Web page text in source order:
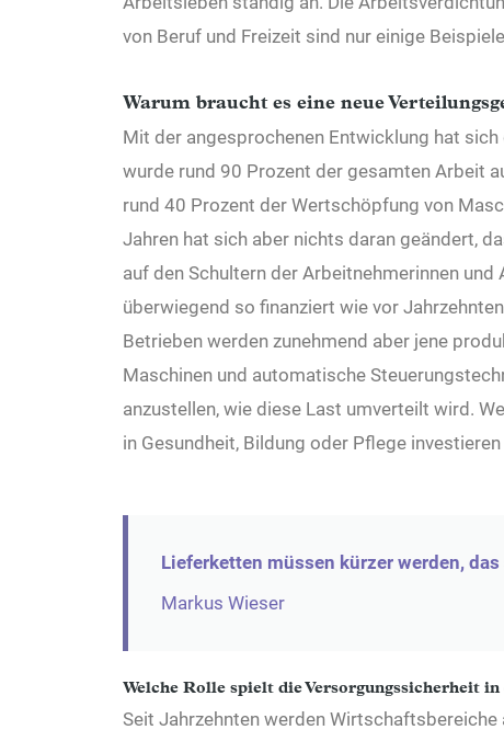
von Beruf und Freizeit sind nur einige
Warum braucht es eine neue
Mit der angesprochenen Entwicklung hat
wurde rund 90 Prozent der gesamten Arbeit
rund 40 Prozent der Wertschöpfung von
Jahren hat sich aber nichts daran geändert,
auf den Schultern der Arbeitnehmerinnen
überwiegend so finanziert wie vor
Betrieben werden zunehmend aber jene
Maschinen und automatische
anzustellen, wie diese Last umverteilt wird.
in Gesundheit, Bildung oder Pflege
Lieferketten müssen kürzer werden,
Markus Wieser
Welche Rolle spielt die Versorgungssicherheit in
Seit Jahrzehnten werden